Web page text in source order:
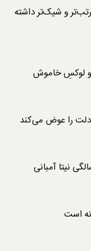
و شیک‌تر داشته
و لوکسِ خاموش
دلت را عوض می‌کند
است